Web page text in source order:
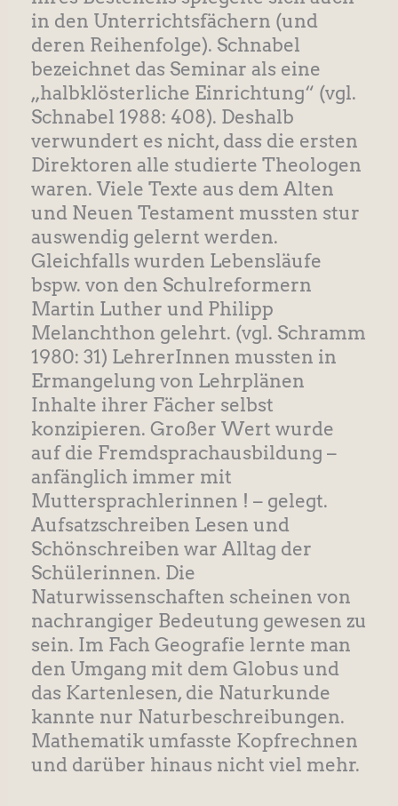
in den Unterrichtsfächern (und
deren Reihenfolge). Schnabel
bezeichnet das Seminar als eine
„halbklösterliche Einrichtung“ (vgl.
Schnabel 1988: 408). Deshalb
verwundert es nicht, dass die ersten
Direktoren alle studierte Theologen
waren. Viele Texte aus dem Alten
und Neuen Testament mussten stur
auswendig gelernt werden.
Gleichfalls wurden Lebensläufe
bspw. von den Schulreformern
Martin Luther und Philipp
Melanchthon gelehrt. (vgl. Schramm
1980: 31) LehrerInnen mussten in
Ermangelung von Lehrplänen
Inhalte ihrer Fächer selbst
konzipieren. Großer Wert wurde
auf die Fremdsprachausbildung –
anfänglich immer mit
Muttersprachlerinnen ! – gelegt.
Aufsatzschreiben Lesen und
Schönschreiben war Alltag der
Schülerinnen. Die
Naturwissenschaften scheinen von
nachrangiger Bedeutung gewesen zu
sein. Im Fach Geografie lernte man
den Umgang mit dem Globus und
das Kartenlesen, die Naturkunde
kannte nur Naturbeschreibungen.
Mathematik umfasste Kopfrechnen
und darüber hinaus nicht viel mehr.